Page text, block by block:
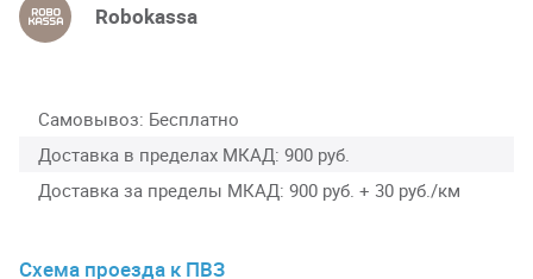
Robokassa
Самовывоз Бесплатно
Доставка в пределах МКАД 900 руб.
Доставка за пределы МКАД 900 руб. + 30 руб./км
Схема проезда к ПВЗ